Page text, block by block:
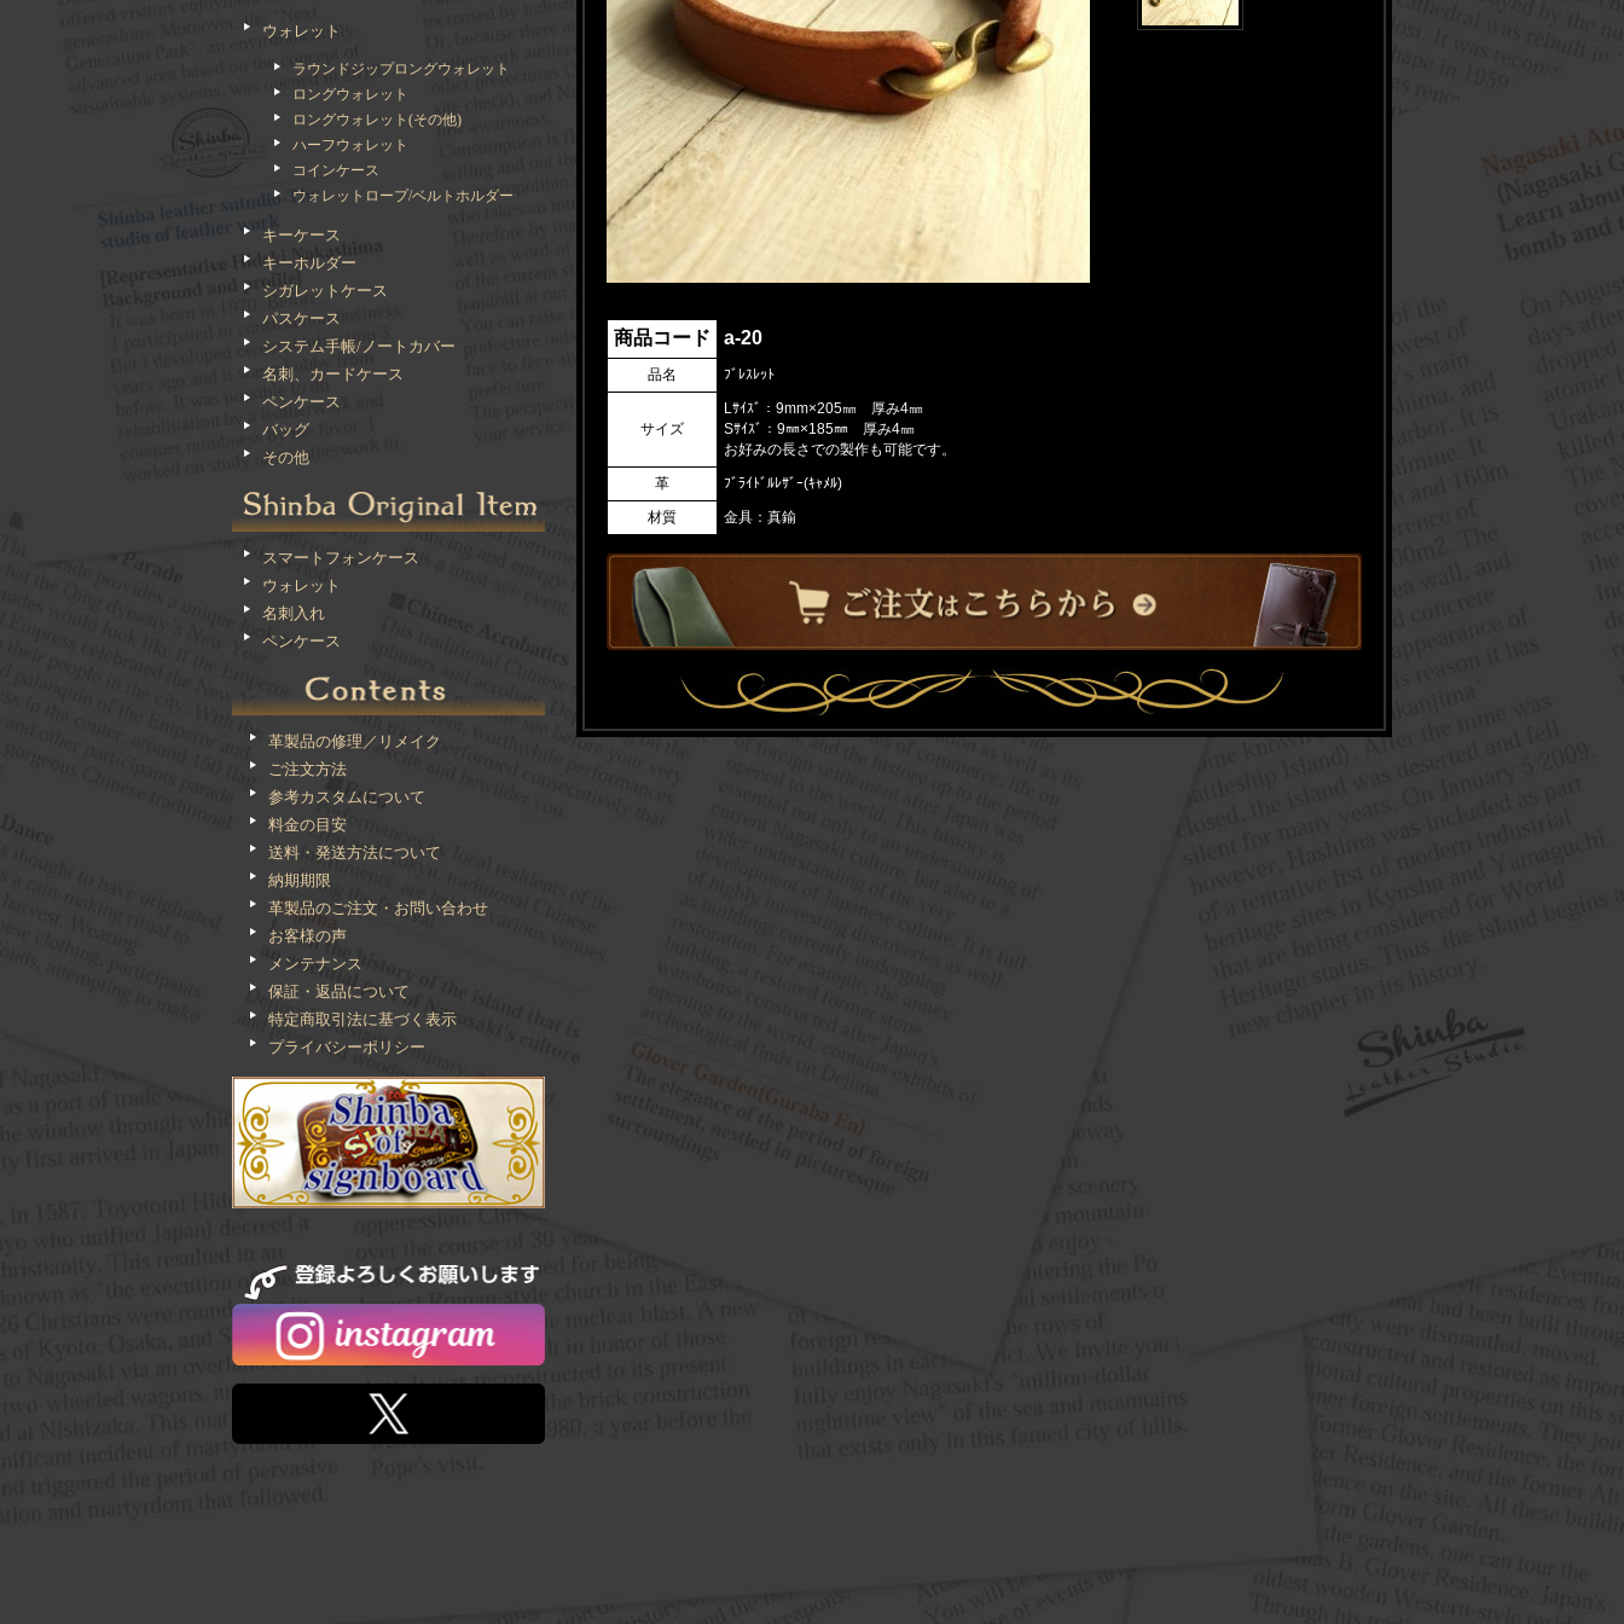
商品コード a-20
品名 ﾌﾞﾚｽﾚｯﾄ
サイズ
Lｻｲｽﾞ：9mm×205㎜ 厚み4㎜
Sｻｲｽﾞ：9㎜×185㎜ 厚み4㎜
お好みの長さでの製作も可能です。
革
ﾌﾞﾗｲﾄﾞﾙﾚｻﾞｰ(ｷｬﾒﾙ)
材質
金具：真鍮
ウォレット
ラウンドジップロングウォレット
ロングウォレット
ロングウォレット(その他)
ハーフウォレット
コインケース
ウォレットロープ/ベルトホルダー
キーケース
キーホルダー
シガレットケース
パスケース
システム手帳/ノートカバー
名刺、カードケース
ペンケース
バッグ
その他
スマートフォンケース
ウォレット
名刺入れ
ペンケース
革製品の修理／リメイク
ご注文方法
参考カスタムについて
料金の目安
送料・発送方法について
納期期限
革製品のご注文・お問い合わせ
お客様の声
メンテナンス
保証・返品について
特定商取引法に基づく表示
プライバシーポリシー